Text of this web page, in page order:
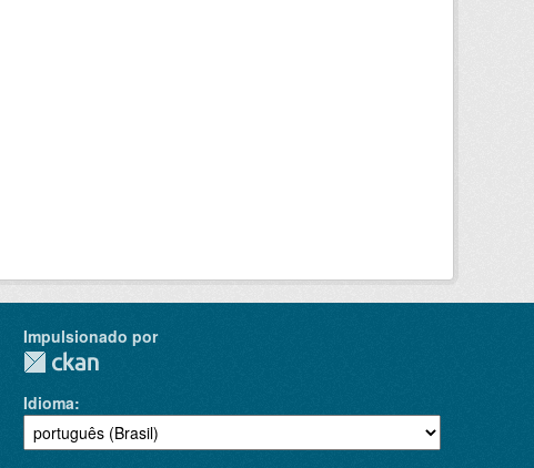
Impulsionado por
Idioma